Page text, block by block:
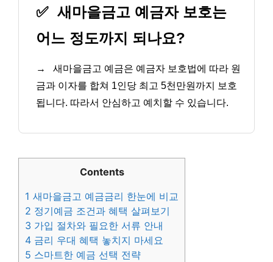
✅ 새마을금고 예금자 보호는
어느 정도까지 되나요?
→
새마을금고 예금은 예금자 보호법에 따라 원
금과 이자를 합쳐 1인당 최고 5천만원까지 보호
됩니다. 따라서 안심하고 예치할 수 있습니다.
Contents
1 새마을금고 예금금리 한눈에 비교
2 정기예금 조건과 혜택 살펴보기
3 가입 절차와 필요한 서류 안내
4 금리 우대 혜택 놓치지 마세요
5 스마트한 예금 선택 전략